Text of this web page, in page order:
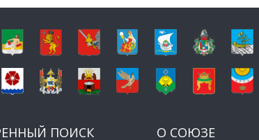
ПОИСК О СОЮЗЕ